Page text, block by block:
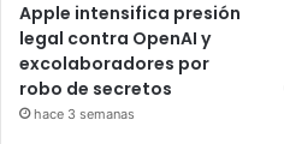
Apple intensifica presión
legal contra OpenAI y
excolaboradores por
robo de secretos
hace 3 semanas